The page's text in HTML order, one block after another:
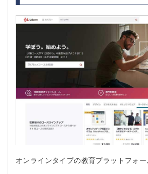
オンラインタイプの教育プラットフォー